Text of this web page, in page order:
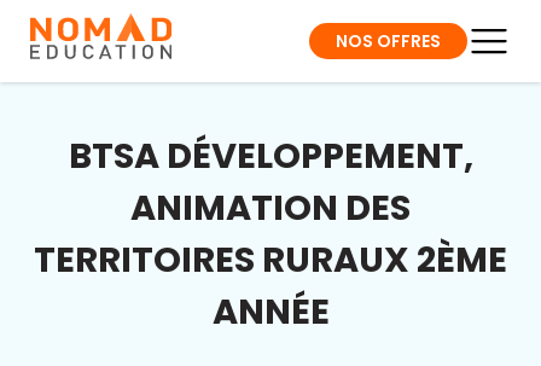
NOS OFFRES
BTSA DÉVELOPPEMENT,
ANIMATION DES
TERRITOIRES RURAUX 2ÈME
ANNÉE